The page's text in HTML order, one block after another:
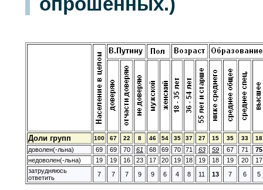
Доли групп 100 67 22 8 46 54 35 37 27 15 35 33 18
доволен(-льна) 69 69 70 61 68 69 70 71 63 59 67 71
75
недоволен(-льна)
19 19 16 23 17 20 19 18 19 18 19 20
17
затрудняюсь
ответить
7 7 7 9 9 6 4 8 11 13 7 6 5